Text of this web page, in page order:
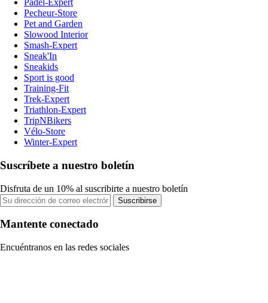
Padel-Expert
Pecheur-Store
Pet and Garden
Slowood Interior
Smash-Expert
Sneak'In
Sneakids
Sport is good
Training-Fit
Trek-Expert
Triathlon-Expert
TripNBikers
Vélo-Store
Winter-Expert
Suscríbete a nuestro boletín
Disfruta de un 10% al suscribirte a nuestro boletín
Suscribirse
Mantente conectado
Encuéntranos en las redes sociales